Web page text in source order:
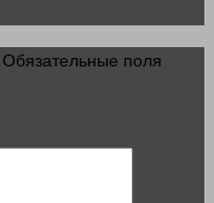
Обязательные поля